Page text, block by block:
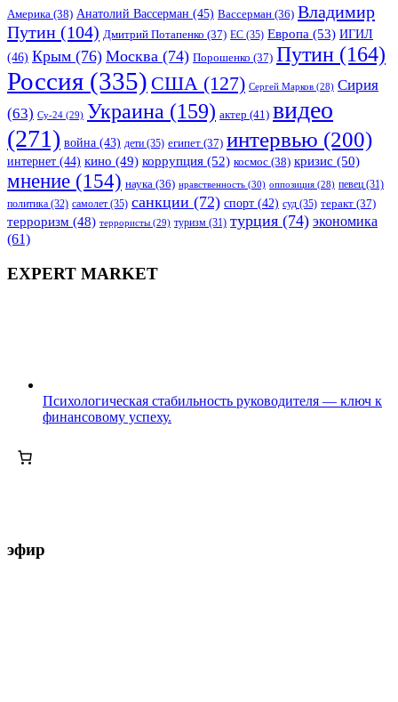
Америка (38) Анатолий Вассерман (45) Вассерман (36) Владимир
Путин (104) Дмитрий Потапенко (37) ЕС (35) Европа (53) ИГИЛ
(46) Крым (76) Москва (74) Порошенко (37) Путин (164)
Россия (335) США (127) Сергей Марков (28) Сирия
(63) Су-24 (29) Украина (159) актер (41) видео
(271) война (43) дети (35) египет (37) интервью (200)
интернет (44) кино (49) коррупция (52) космос (38) кризис (50)
мнение (154) наука (36) нравственность (30) оппозиция (28) певец (31)
политика (32) самолет (35) санкции (72) спорт (42) суд (35) теракт (37)
терроризм (48) террористы (29) туризм (31) турция (74) экономика
(61)
EXPERT MARKET
Психологическая стабильность руководителя — ключ к
финансовому успеху.
эфир